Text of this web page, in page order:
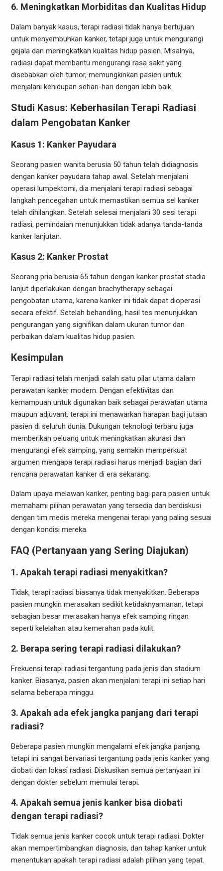
6. Meningkatkan Morbiditas dan Kualitas Hidup
Dalam banyak kasus, terapi radiasi tidak hanya bertujuan
untuk menyembuhkan kanker, tetapi juga untuk mengurangi
gejala dan meningkatkan kualitas hidup pasien. Misalnya,
radiasi dapat membantu mengurangi rasa sakit yang
disebabkan oleh tumor, memungkinkan pasien untuk
menjalani kehidupan sehari-hari dengan lebih baik.
Studi Kasus: Keberhasilan Terapi Radiasi
dalam Pengobatan Kanker
Kasus 1: Kanker Payudara
Seorang pasien wanita berusia 50 tahun telah didiagnosis
dengan kanker payudara tahap awal. Setelah menjalani
operasi lumpektomi, dia menjalani terapi radiasi sebagai
langkah pencegahan untuk memastikan semua sel kanker
telah dihilangkan. Setelah selesai menjalani 30 sesi terapi
radiasi, pemindaian menunjukkan tidak adanya tanda-tanda
kanker lanjutan.
Kasus 2: Kanker Prostat
Seorang pria berusia 65 tahun dengan kanker prostat stadia
lanjut diperlakukan dengan brachytherapy sebagai
pengobatan utama, karena kanker ini tidak dapat dioperasi
secara efektif. Setelah behandling, hasil tes menunjukkan
pengurangan yang signifikan dalam ukuran tumor dan
perbaikan dalam kualitas hidup pasien.
Kesimpulan
Terapi radiasi telah menjadi salah satu pilar utama dalam
perawatan kanker modern. Dengan efektivitas dan
kemampuan untuk digunakan baik sebagai perawatan utama
maupun adjuvant, terapi ini menawarkan harapan bagi jutaan
pasien di seluruh dunia. Dukungan teknologi terbaru juga
memberikan peluang untuk meningkatkan akurasi dan
mengurangi efek samping, yang semakin memperkuat
argumen mengapa terapi radiasi harus menjadi bagian dari
rencana perawatan kanker di era sekarang.
Dalam upaya melawan kanker, penting bagi para pasien untuk
memahami pilihan perawatan yang tersedia dan berdiskusi
dengan tim medis mereka mengenai terapi yang paling sesuai
dengan kondisi mereka.
FAQ (Pertanyaan yang Sering Diajukan)
1. Apakah terapi radiasi menyakitkan?
Tidak, terapi radiasi biasanya tidak menyakitkan. Beberapa
pasien mungkin merasakan sedikit ketidaknyamanan, tetapi
sebagian besar merasakan hanya efek samping ringan
seperti kelelahan atau kemerahan pada kulit.
2. Berapa sering terapi radiasi dilakukan?
Frekuensi terapi radiasi tergantung pada jenis dan stadium
kanker. Biasanya, pasien akan menjalani terapi ini setiap hari
selama beberapa minggu.
3. Apakah ada efek jangka panjang dari terapi
radiasi?
Beberapa pasien mungkin mengalami efek jangka panjang,
tetapi ini sangat bervariasi tergantung pada jenis kanker yang
diobati dan lokasi radiasi. Diskusikan semua pertanyaan ini
dengan dokter sebelum memulai terapi.
4. Apakah semua jenis kanker bisa diobati
dengan terapi radiasi?
Tidak semua jenis kanker cocok untuk terapi radiasi. Dokter
akan mempertimbangkan diagnosis, dan tahap kanker untuk
menentukan apakah terapi radiasi adalah pilihan yang tepat.